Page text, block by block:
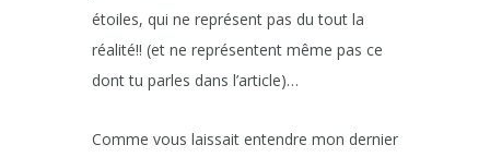
étoiles, qui ne représent pas du tout la
réalité!! (et ne représentent même pas ce
dont tu parles dans l’article)…
Comme vous laissait entendre mon dernier